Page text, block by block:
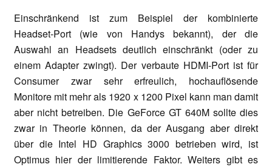
Einschränkend ist zum Beispiel der kombinierte
Headset-Port (wie von Handys bekannt), der die
Auswahl an Headsets deutlich einschränkt (oder zu
einem Adapter zwingt). Der verbaute HDMI-Port ist für
Consumer zwar sehr erfreulich, hochauflösende
Monitore mit mehr als 1920 x 1200 Pixel kann man damit
aber nicht betreiben. Die GeForce GT 640M sollte dies
zwar in Theorie können, da der Ausgang aber direkt
über die Intel HD Graphics 3000 betrieben wird, ist
Optimus hier der limitierende Faktor. Weiters gibt es